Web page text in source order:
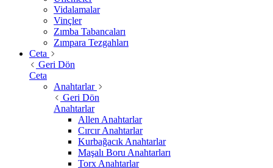
Vidalamalar
Vinçler
Zımba Tabancaları
Zımpara Tezgahları
Ceta
Geri Dön
Ceta
Anahtarlar
Geri Dön
Anahtarlar
Allen Anahtarlar
Cırcır Anahtarlar
Kurbağacık Anahtarlar
Maşalı Boru Anahtarları
Torx Anahtarlar